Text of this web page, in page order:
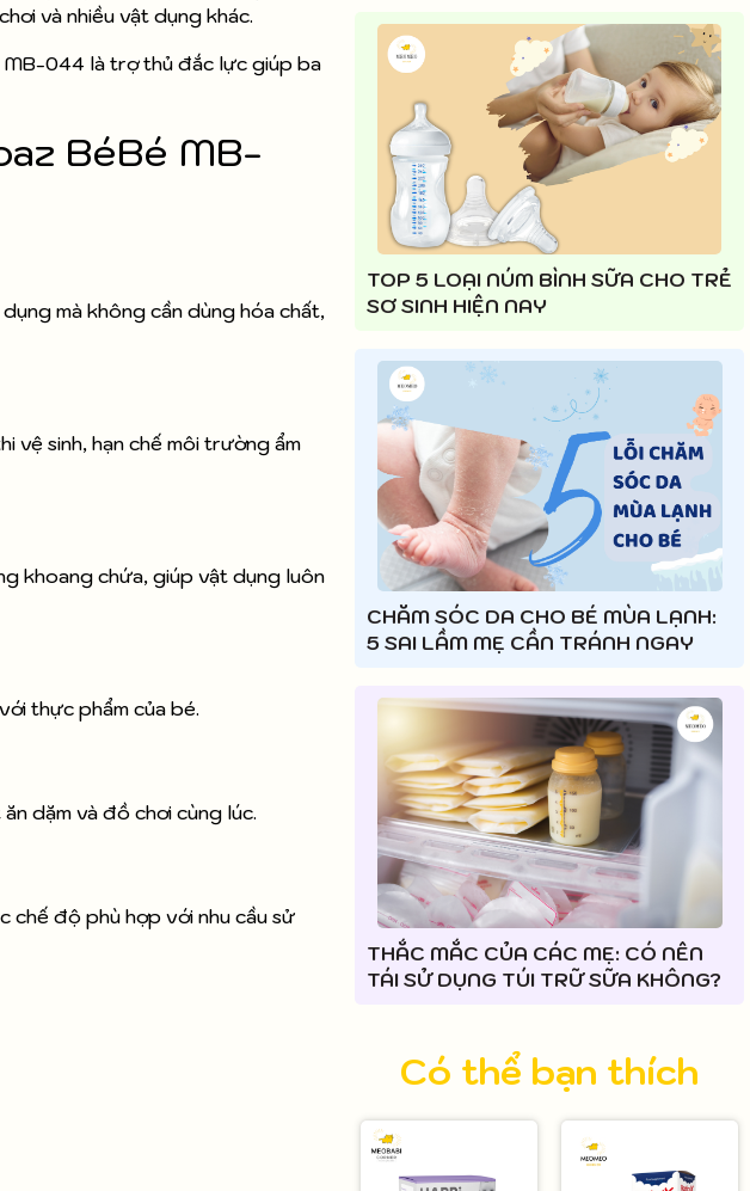
và nhiều vật dụng khác.
MB-044 là trợ thủ đắc lực giúp ba
BéBé MB-
mà không cần dùng hóa chất,
vệ sinh, hạn chế môi trường ẩm
khoang chứa, giúp vật dụng luôn
thực phẩm của bé.
dặm và đồ chơi cùng lúc.
chế độ phù hợp với nhu cầu sử
TOP 5 LOẠI NÚM BÌNH SỮA CHO TRẺ
SƠ SINH HIỆN NAY
CHĂM SÓC DA CHO BÉ MÙA LẠNH:
5 SAI LẦM MẸ CẦN TRÁNH NGAY
THẮC MẮC CỦA CÁC MẸ: CÓ NÊN
TÁI SỬ DỤNG TÚI TRỮ SỮA KHÔNG?
Có thể bạn thích